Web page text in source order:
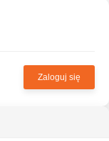
Zaloguj się